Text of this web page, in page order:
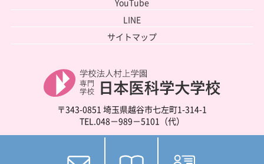
YouTube
LINE
サイトマップ
〒343-0851 埼玉県越谷市七左町1-314-1
TEL.048－989－5101（代）
Copyright ©2023 NIHON IKAGAKU, All rights reserved